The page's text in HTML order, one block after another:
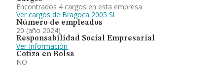
Encontrados 4 cargos en esta empresa
Ver cargos de Bragoca 2005 Sl
Número de empleados
20 (año 2024)
Responsabilidad Social Empresarial
Ver Información
Cotiza en Bolsa
NO